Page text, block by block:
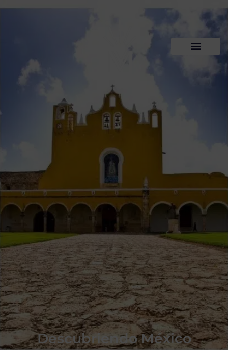
Descubriendo México